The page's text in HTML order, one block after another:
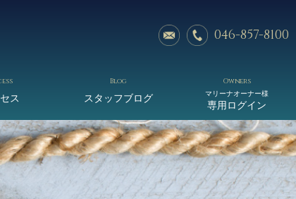
046-857-8100
ス
Blog
スタッフブログ
Owners
マリーナオーナー様
専用ログイン